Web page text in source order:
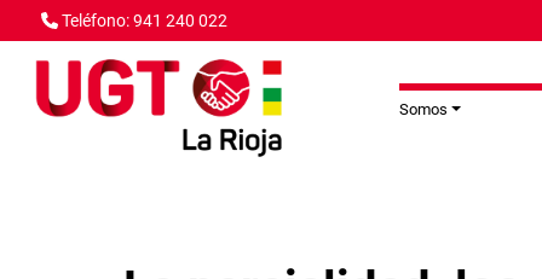
Pasar al contenido principal
Teléfono: 941 240 022
Somos